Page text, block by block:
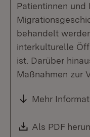
Patientinnen und
behandelt
interkulturelle
ist. Darüber
Maßnahmen zur
Mehr
Download:
Als PDF